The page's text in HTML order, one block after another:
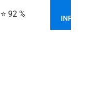
⭐ 92 %